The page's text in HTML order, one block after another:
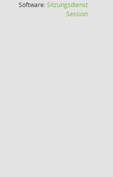
Software:Sitzungsdienst
Session(Wird in